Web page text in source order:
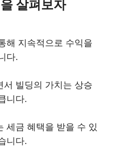
살펴보자
해 지속적으로 수익을
다.
서 빌딩의 가치는 상승
니다.
세금 혜택을 받을 수 있
니다.